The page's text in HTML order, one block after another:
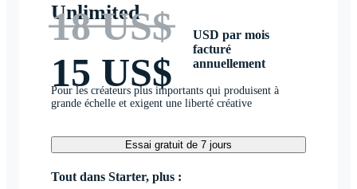
Unlimited
18 US$
15 US$
USD par mois
facturé
annuellement
Pour les créateurs plus importants qui produisent à
grande échelle et exigent une liberté créative
Essai gratuit de 7 jours
Tout dans Starter, plus :